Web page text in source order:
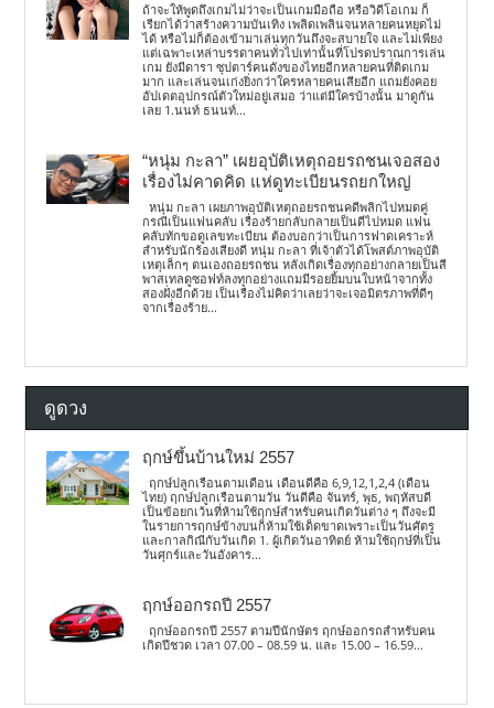
ถ้าจะให้พูดถึงเกมไม่ว่าจะเป็นเกมมือถือ หรือวิดีโอเกม ก็
เรียกได้ว่าสร้างความบันเทิง เพลิดเพลินจนหลายคนหยุดไม่
ได้ หรือไม่ก็ต้องเข้ามาเล่นทุกวันถึงจะสบายใจ และไม่เพียง
แต่เฉพาะเหล่าบรรดาคนทั่วไปเท่านั้นที่โปรดปราณการเล่น
เกม ยังมีดารา ซุปตาร์คนดังของไทยอีกหลายคนที่ติดเกม
มาก และเล่นจนเก่งยิ่งกว่าใครหลายคนเสียอีก แถมยังคอย
อัปเดตอุปกรณ์ตัวใหม่อยู่เสมอ ว่าแต่มีใครบ้างนั้น มาดูกัน
เลย 1.นนท์ ธนนท์...
“หนุ่ม กะลา” เผยอุบัติเหตุถอยรถชนเจอสอง
เรื่องไม่คาดคิด แห่ดูทะเบียนรถยกใหญ่
หนุ่ม กะลา เผยภาพอุบัติเหตุถอยรถชนคดีพลิกไปหมดคู่
กรณีเป็นแฟนคลับ เรื่องร้ายกลับกลายเป็นดีไปหมด แฟน
คลับทักขอดูเลขทะเบียน ต้องบอกว่าเป็นการฟาดเคราะห์
สำหรับนักร้องเสียงดี หนุ่ม กะลา ที่เจ้าตัวได้โพสต์ภาพอุบัติ
เหตุเล็กๆ ตนเองถอยรถชน หลังเกิดเรื่องทุกอย่างกลายเป็นสี
พาสเทลดูซอฟท์ลงทุกอย่างแถมมีรอยยิ้มบนใบหน้าจากทั้ง
สองฝั่งอีกด้วย เป็นเรื่องไม่คิดว่าเลยว่าจะเจอมิตรภาพที่ดีๆ
จากเรื่องร้าย...
ดูดวง
ฤกษ์ขึ้นบ้านใหม่ 2557
ฤกษ์ปลูกเรือนตามเดือน เดือนดีคือ 6,9,12,1,2,4 (เดือน
ไทย) ฤกษ์ปลูกเรือนตามวัน วันดีคือ จันทร์, พุธ, พฤหัสบดี
เป็นข้อยกเว้นที่ห้ามใช้ฤกษ์สำหรับคนเกิดวันต่าง ๆ ถึงจะมี
ในรายการฤกษ์ข้างบนก็ห้ามใช้เด็ดขาดเพราะเป็นวันศัตรู
และกาลกิณีกับวันเกิด 1. ผู้เกิดวันอาทิตย์ ห้ามใช้ฤกษ์ที่เป็น
วันศุกร์และวันอังคาร...
ฤกษ์ออกรถปี 2557
ฤกษ์ออกรถปี 2557 ตามปีนักษัตร ฤกษ์ออกรถสำหรับคน
เกิดปีชวด เวลา 07.00 – 08.59 น. และ 15.00 – 16.59...